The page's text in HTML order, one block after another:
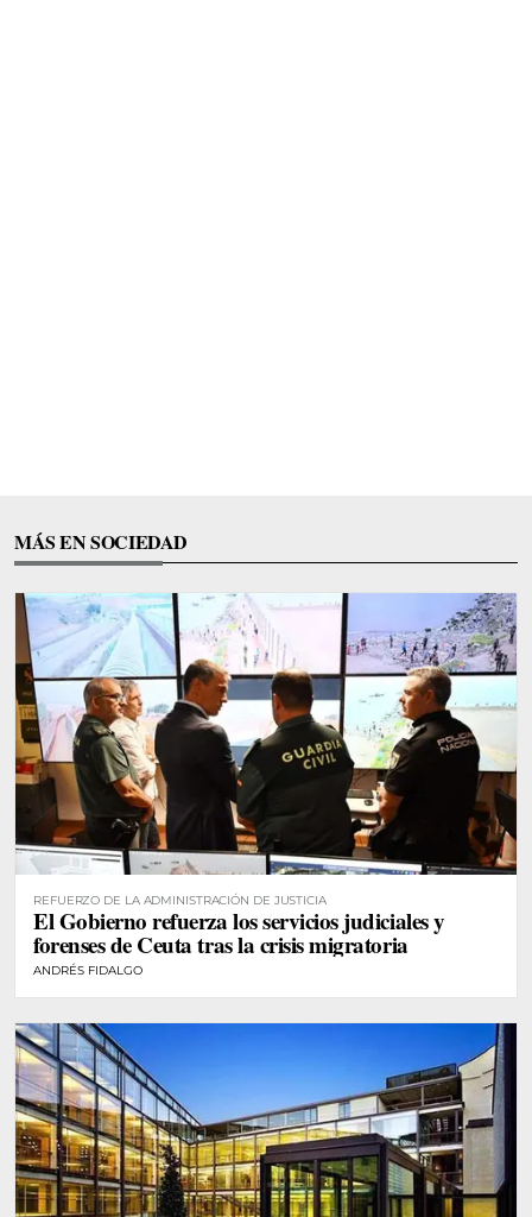
MÁS EN SOCIEDAD
REFUERZO DE LA ADMINISTRACIÓN DE JUSTICIA
El Gobierno refuerza los servicios judiciales y
forenses de Ceuta tras la crisis migratoria
ANDRÉS FIDALGO